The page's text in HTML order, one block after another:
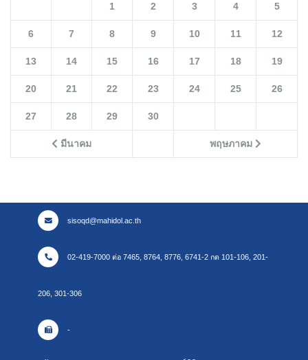
มีนาคม พฤษภาคม
1 2 3 4 5
6 7 8 9 10 11 12
13 14 15 16 17 18 19
20 21 22 23 24 25 26
27 28 29 30
sisoqd@mahidol.ac.th
02-419-7000 ต่อ 7465, 8764, 8776, 6741-2 กด 101-106, 201-
206, 301-306
-